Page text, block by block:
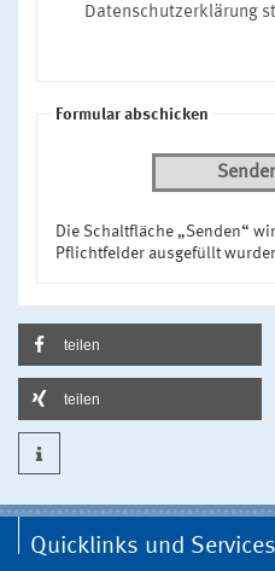
Datenschutzerklärung
Formular abschicken
Die Schaltfläche „Senden“
Pflichtfelder ausgefüllt
teilen
teilen
Quicklinks und Services